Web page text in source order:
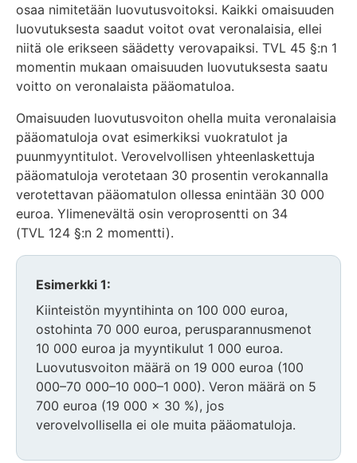
osaa nimitetään luovutusvoitoksi. Kaikki omaisuuden
luovutuksesta saadut voitot ovat veronalaisia, ellei
niitä ole erikseen säädetty verovapaiksi. TVL 45 §:n 1
momentin mukaan omaisuuden luovutuksesta saatu
voitto on veronalaista pääomatuloa.
Omaisuuden luovutusvoiton ohella muita veronalaisia
pääomatuloja ovat esimerkiksi vuokratulot ja
puunmyyntitulot. Verovelvollisen yhteenlaskettuja
pääomatuloja verotetaan 30 prosentin verokannalla
verotettavan pääomatulon ollessa enintään 30 000
euroa. Ylimenevältä osin veroprosentti on 34
(TVL 124 §:n 2 momentti).
Huomio
osio
alkaa
Esimerkki 1:
Kiinteistön myyntihinta on 100 000 euroa,
ostohinta 70 000 euroa, perusparannusmenot
10 000 euroa ja myyntikulut 1 000 euroa.
Luovutusvoiton määrä on 19 000 euroa (100
000–70 000–10 000–1 000). Veron määrä on 5
700 euroa (19 000 x 30 %), jos
verovelvollisella ei ole muita pääomatuloja.